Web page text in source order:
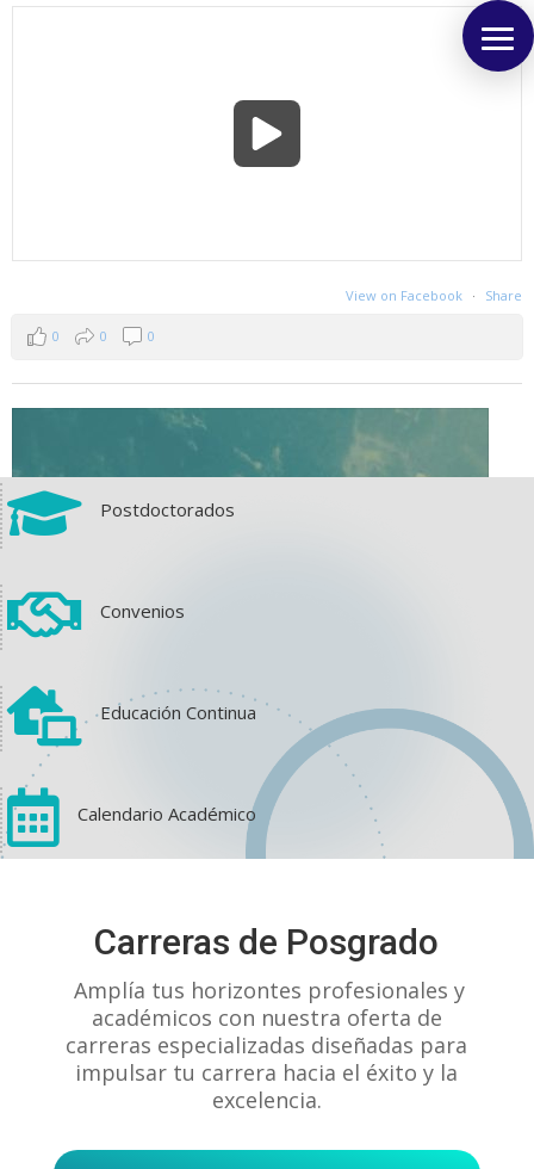
View on Facebook · Share
0 0 0
1 0
 Postdoctorados
 Convenios
 Educación Continua
 Calendario Académico
Carreras de Posgrado
Amplía tus horizontes profesionales y
académicos con nuestra oferta de
carreras especializadas diseñadas para
impulsar tu carrera hacia el éxito y la
excelencia.